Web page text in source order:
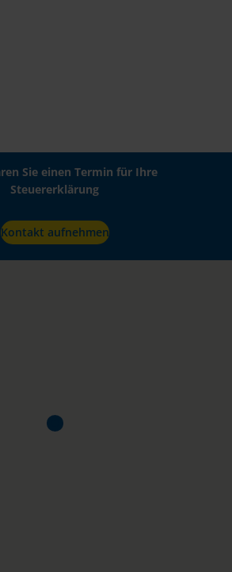
Sie einen Termin für Ihre
Steuererklärung
Kontakt aufnehmen